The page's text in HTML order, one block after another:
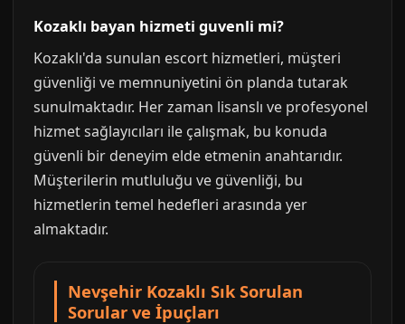
Kozaklı bayan hizmeti guvenli mi?
Kozaklı'da sunulan escort hizmetleri, müşteri
güvenliği ve memnuniyetini ön planda tutarak
sunulmaktadır. Her zaman lisanslı ve profesyonel
hizmet sağlayıcıları ile çalışmak, bu konuda
güvenli bir deneyim elde etmenin anahtarıdır.
Müşterilerin mutluluğu ve güvenliği, bu
hizmetlerin temel hedefleri arasında yer
almaktadır.
Nevşehir Kozaklı Sık Sorulan
Sorular ve İpuçları